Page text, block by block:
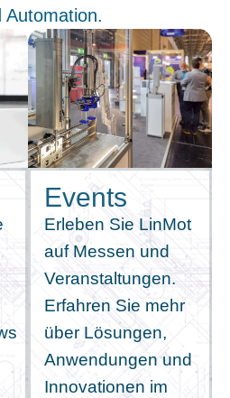
Automation.
Events
Erleben Sie LinMot
auf Messen und
Veranstaltungen.
Erfahren Sie mehr
über Lösungen,
Anwendungen und
Innovationen im